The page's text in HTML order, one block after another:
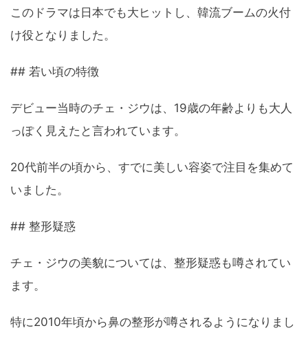
このドラマは日本でも大ヒットし、韓流ブームの火付
け役となりました。
## 若い頃の特徴
デビュー当時のチェ・ジウは、19歳の年齢よりも大人
っぽく見えたと言われています。
20代前半の頃から、すでに美しい容姿で注目を集めて
いました。
## 整形疑惑
チェ・ジウの美貌については、整形疑惑も噂されてい
ます。
特に2010年頃から鼻の整形が噂されるようになりまし